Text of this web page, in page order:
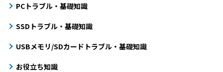
PCトラブル・基礎知識
SSDトラブル・基礎知識
USBメモリ/SDカードトラブル・基礎知識
お役立ち知識